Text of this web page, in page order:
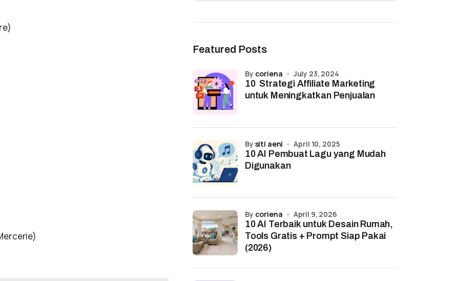
Featured Posts
10 Strategi Affiliate Marketing
untuk Meningkatkan Penjualan
by coriena July 23, 2024
10 AI Pembuat Lagu yang Mudah
Digunakan
by siti aeni April 10, 2025
10 AI Terbaik untuk Desain Rumah,
Tools Gratis + Prompt Siap Pakai
(2026)
by coriena April 9, 2026